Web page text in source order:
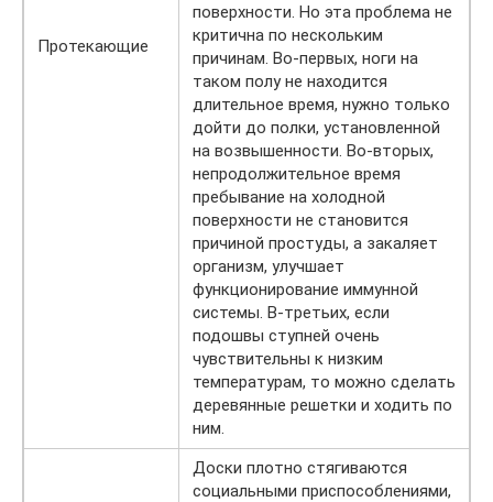
Протекающие
поверхности. Но эта проблема не
критична по нескольким
причинам. Во-первых, ноги на
таком полу не находится
длительное время, нужно только
дойти до полки, установленной
на возвышенности. Во-вторых,
непродолжительное время
пребывание на холодной
поверхности не становится
причиной простуды, а закаляет
организм, улучшает
функционирование иммунной
системы. В-третьих, если
подошвы ступней очень
чувствительны к низким
температурам, то можно сделать
деревянные решетки и ходить по
ним.
Доски плотно стягиваются
социальными приспособлениями,